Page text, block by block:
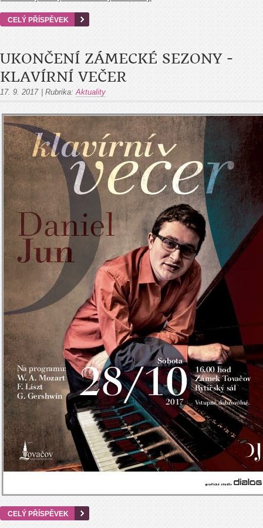
CELÝ PŘÍSPĚVEK
UKONČENÍ ZÁMECKÉ SEZONY -
KLAVÍRNÍ VEČER
17. 9. 2017 Rubrika: Aktuality
CELÝ PŘÍSPĚVEK